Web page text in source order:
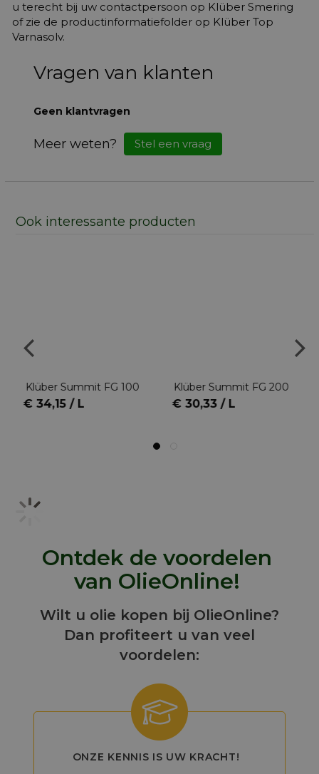
u terecht bij uw contactpersoon op Klüber Smering
of zie de productinformatiefolder op Klüber Top
Varnasolv.
Vragen van klanten
Geen klantvragen
Meer weten? Stel een vraag
Ook interessante producten
Klüber Summit FG 100
€ 34,15 / L
Klüber Summit FG 200
€ 30,33 / L
Ontdek de voordelen
van OlieOnline!
Wilt u olie kopen bij OlieOnline?
Dan profiteert u van veel
voordelen:
ONZE KENNIS IS UW KRACHT!